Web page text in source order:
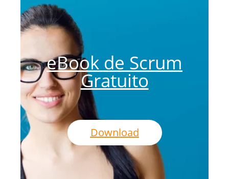
eBook de Scrum
Gratuito
Download